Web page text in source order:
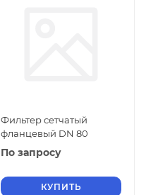
Фильтер сетчатый
фланцевый DN 80
По запросу
КУПИТЬ